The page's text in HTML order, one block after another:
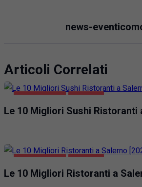
news-
Articoli Correlati
GASTRONOMIA SALERNO
Le 10 Migliori Sushi Ristoranti
GASTRONOMIA SALERNO
Le 10 Migliori Ristoranti a